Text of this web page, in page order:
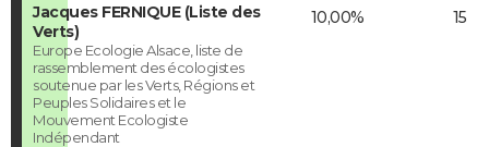
Jacques FERNIQUE (Liste des
Verts)
Europe Ecologie Alsace, liste de
rassemblement des écologistes
soutenue par les Verts, Régions et
Peuples Solidaires et le
Mouvement Ecologiste
Indépendant
10,00% 15